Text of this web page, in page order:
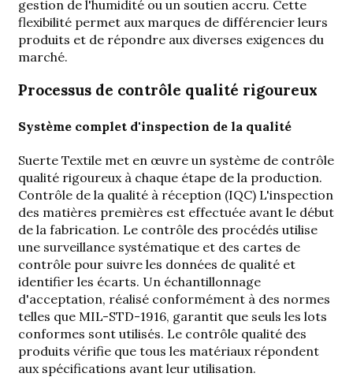
gestion de l'humidité ou un soutien accru. Cette
flexibilité permet aux marques de différencier leurs
produits et de répondre aux diverses exigences du
marché.
Processus de contrôle qualité rigoureux
Système complet d'inspection de la qualité
Suerte Textile met en œuvre un système de contrôle
qualité rigoureux à chaque étape de la production.
Contrôle de la qualité à réception (IQC)L'inspection
des matières premières est effectuée avant le début
de la fabrication. Le contrôle des procédés utilise
une surveillance systématique et des cartes de
contrôle pour suivre les données de qualité et
identifier les écarts. Un échantillonnage
d'acceptation, réalisé conformément à des normes
telles que MIL-STD-1916, garantit que seuls les lots
conformes sont utilisés. Le contrôle qualité des
produits vérifie que tous les matériaux répondent
aux spécifications avant leur utilisation.